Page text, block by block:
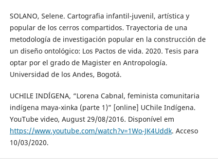
SOLANO, Selene. Cartografia infantil-juvenil, artística y
popular de los cerros compartidos. Trayectoria de una
metodología de investigación popular en la construcción de
un diseño ontológico: Los Pactos de vida. 2020. Tesis para
optar por el grado de Magister en Antropología.
Universidad de los Andes, Bogotá.
UCHILE INDÍGENA, “Lorena Cabnal, feminista comunitaria
indígena maya-xinka (parte 1)” [online] UChile Indígena.
YouTube video, August 29/08/2016. Disponível em
https://www.youtube.com/watch?v=1Wo-JK4Uddk. Acceso
10/03/2020.